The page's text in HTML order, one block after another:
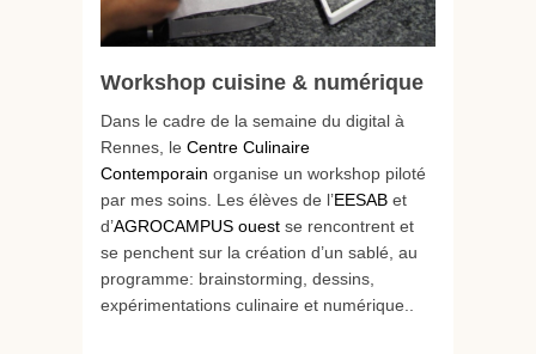
Workshop cuisine & numérique
Dans le cadre de la semaine du digital à
Rennes, le Centre Culinaire
Contemporain organise un workshop piloté
par mes soins. Les élèves de l’EESAB et
d’AGROCAMPUS ouest se rencontrent et
se penchent sur la création d’un sablé, au
programme: brainstorming, dessins,
expérimentations culinaire et numérique..